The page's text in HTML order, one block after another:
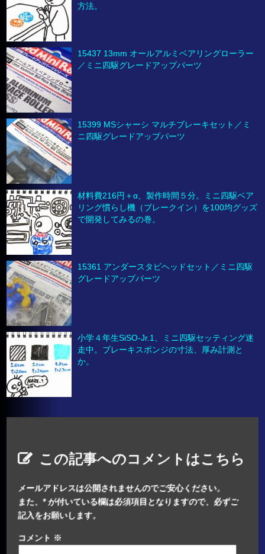
方法。
15437 13mm オールアルミベアリングローラー
／ミニ四駆グレードアップパーツ
15399 MSシャーシ マルチブレーキセット／ミ
ニ四駆グレードアップパーツ
材料費216円＋α、製作時間５分。ミニ四駆ベア
リング慣らし機（ブレークイン）を100均グッズ
で開発してみるの巻。
15361 アンダースタビヘッドセット／ミニ四駆
グレードアップパーツ
小学４年生SiSO-Jr.1、ミニ四駆セッティング迷
走中。ブレーキスポンジの寸法、厚み計測と
か。
この記事へのコメントはこちら
メールアドレスは公開されませんのでご安心ください。
また、*が付いている欄は必須項目となりますので、必ずご
記入をお願いします。
コメント ※